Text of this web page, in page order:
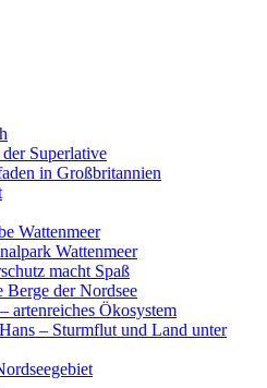
Superlative
in Großbritannien
Wattenmeer
Wattenmeer
macht Spaß
Berge der Nordsee
artenreiches Ökosystem
– Sturmflut und Land unter